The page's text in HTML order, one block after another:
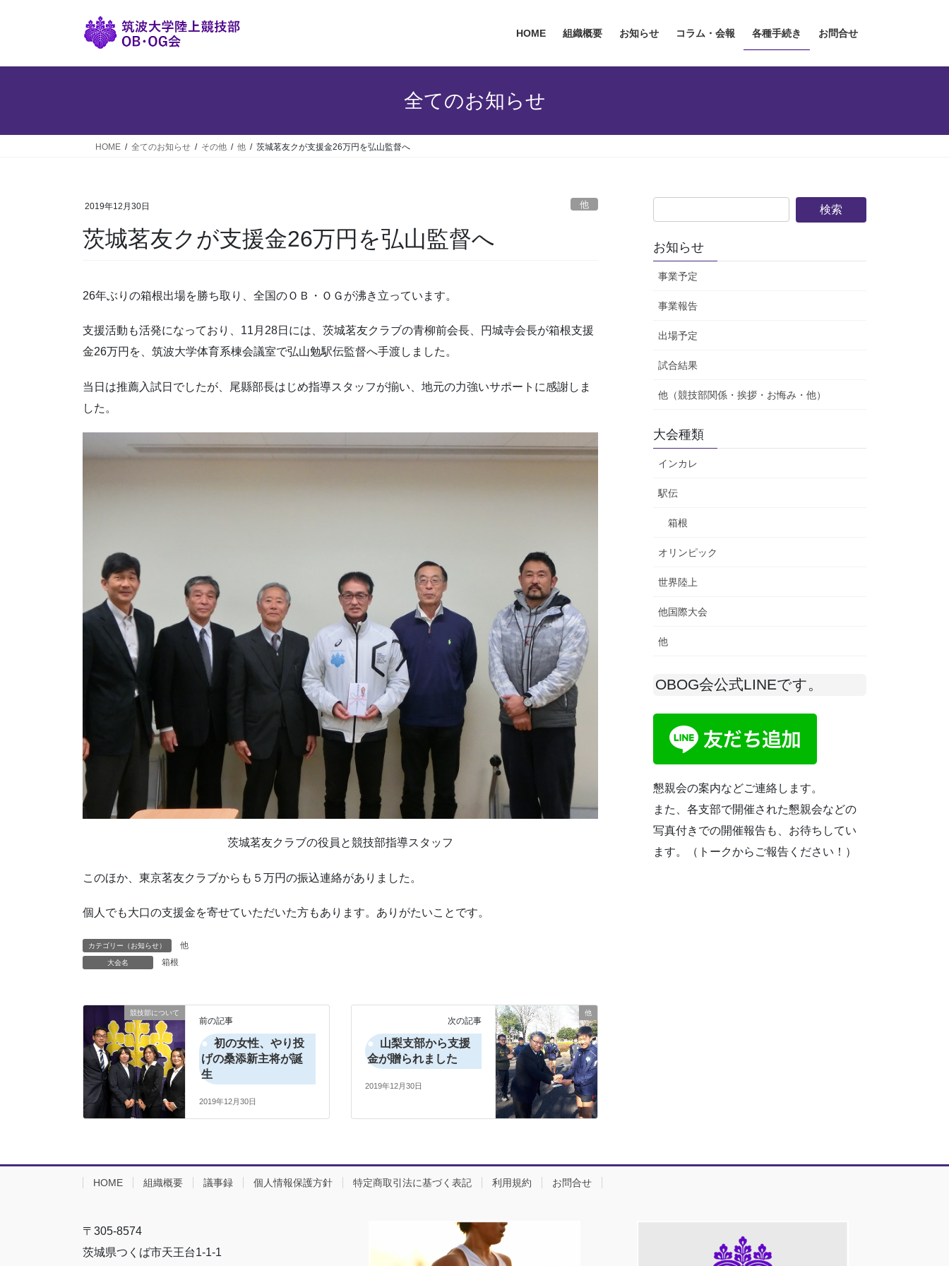
HOME 組織概要 お知らせ コラム・会報 各種手続き お問合せ
全てのお知らせ
HOME 全てのお知らせ その他 他 茨城茗友クが支援金26万円を弘山監督へ
2019年12月30日 他
茨城茗友クが支援金26万円を弘山監督へ
26年ぶりの箱根出場を勝ち取り、全国のＯＢ・ＯＧが沸き立っています。
支援活動も活発になっており、11月28日には、茨城茗友クラブの青柳前会長、円城寺会長が箱根支援
金26万円を、筑波大学体育系棟会議室で弘山勉駅伝監督へ手渡しました。
当日は推薦入試日でしたが、尾縣部長はじめ指導スタッフが揃い、地元の力強いサポートに感謝しま
した。
茨城茗友クラブの役員と競技部指導スタッフ
このほか、東京茗友クラブからも５万円の振込連絡がありました。
個人でも大口の支援金を寄せていただいた方もあります。ありがたいことです。
カテゴリー（お知らせ） 他
大会名 箱根
競技部について
前の記事
初の女性、やり投
げの桑添新主将が誕
生
2019年12月30日
他
次の記事
山梨支部から支援
金が贈られました
2019年12月30日
お知らせ
事業予定
事業報告
出場予定
試合結果
他（競技部関係・挨拶・お悔み・他）
大会種類
インカレ
駅伝
箱根
オリンピック
世界陸上
他国際大会
他
OBOG会公式LINEです。
懇親会の案内などご連絡します。
また、各支部で開催された懇親会などの
写真付きでの開催報告も、お待ちしてい
ます。（トークからご報告ください！）
HOME 組織概要 議事録 個人情報保護方針 特定商取引法に基づく表記 利用規約 お問合せ
〒305-8574
茨城県つくば市天王台1-1-1